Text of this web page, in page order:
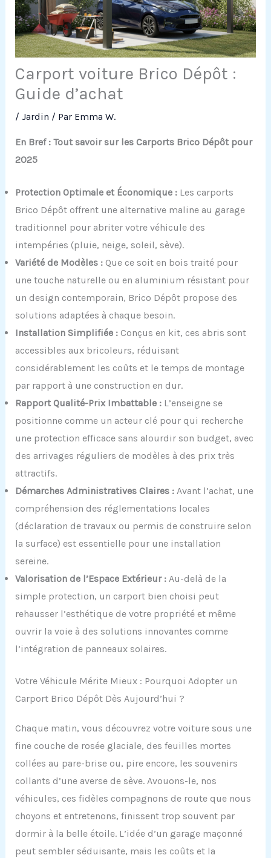
Carport voiture Brico Dépôt :
Guide d’achat
/ Jardin / Par Emma W.
En Bref : Tout savoir sur les Carports Brico Dépôt pour
2025
Protection Optimale et Économique :Les carports
Brico Dépôt offrent une alternative maline au garage
traditionnel pour abriter votre véhicule des
intempéries (pluie, neige, soleil, sève).
Variété de Modèles :Que ce soit en bois traité pour
une touche naturelle ou en aluminium résistant pour
un design contemporain, Brico Dépôt propose des
solutions adaptées à chaque besoin.
Installation Simplifiée :Conçus en kit, ces abris sont
accessibles aux bricoleurs, réduisant
considérablement les coûts et le temps de montage
par rapport à une construction en dur.
Rapport Qualité-Prix Imbattable :L’enseigne se
positionne comme un acteur clé pour qui recherche
une protection efficace sans alourdir son budget, avec
des arrivages réguliers de modèles à des prix très
attractifs.
Démarches Administratives Claires :Avant l’achat, une
compréhension des réglementations locales
(déclaration de travaux ou permis de construire selon
la surface) est essentielle pour une installation
sereine.
Valorisation de l’Espace Extérieur :Au-delà de la
simple protection, un carport bien choisi peut
rehausser l’esthétique de votre propriété et même
ouvrir la voie à des solutions innovantes comme
l’intégration de panneaux solaires.
Votre Véhicule Mérite Mieux : Pourquoi Adopter un
Carport Brico Dépôt Dès Aujourd’hui ?
Chaque matin, vous découvrez votre voiture sous une
fine couche de rosée glaciale, des feuilles mortes
collées au pare-brise ou, pire encore, les souvenirs
collants d’une averse de sève. Avouons-le, nos
véhicules, ces fidèles compagnons de route que nous
choyons et entretenons, finissent trop souvent par
dormir à la belle étoile. L’idée d’un garage maçonné
peut sembler séduisante, mais les coûts et la